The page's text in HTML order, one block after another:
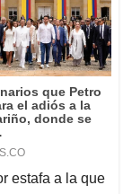
estafa a la que